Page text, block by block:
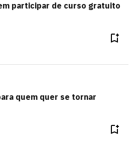
participar de curso gratuito
quem quer se tornar